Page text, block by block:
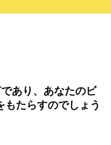
あり、あなたのビ
たらすのでしょう